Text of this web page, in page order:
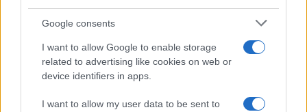
Google consents
I want to allow Google to enable storage
related to advertising like cookies on web or
device identifiers in apps.
I want to allow my user data to be sent to